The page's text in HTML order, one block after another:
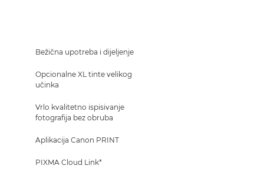
Bežična upotreba i dijeljenje
Opcionalne XL tinte velikog
učinka
Vrlo kvalitetno ispisivanje
fotografija bez obruba
Aplikacija Canon PRINT
PIXMA Cloud Link*